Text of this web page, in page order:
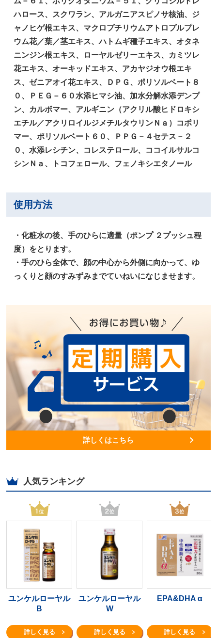
ハロース、スクワラン、アルガニアスピノサ核油、ジ
ャノヒゲ根エキス、マクロプチリウムアトロプルプレ
ウム花／葉／茎エキス、ハトムギ種子エキス、オタネ
ニンジン根エキス、ローヤルゼリーエキス、カミツレ
花エキス、オーキッドエキス、アカヤジオウ根エキ
ス、ゼニアオイ花エキス、ＤＰＧ、ポリソルベート８
０、ＰＥＧ－６０水添ヒマシ油、加水分解水添デンプ
ン、カルボマー、アルギニン（アクリル酸ヒドロキシ
エチル／アクリロイルジメチルタウリンＮａ）コポリ
マー、ポリソルベート６０、ＰＰＧ－４セテス－２
０、水添レシチン、コレステロール、ココイルサルコ
シンＮａ、トコフェロール、フェノキシエタノール
使用方法
・化粧水の後、手のひらに適量（ポンプ ２プッシュ程
度）をとります。
・手のひら全体で、顔の中心から外側に向かって、ゆ
っくりと顔のすみずみまでていねいになじませます。
詳しくはこちら
人気ランキング
ユンケルローヤル
B
詳しく見る
ユンケルローヤル
W
詳しく見る
EPA&DHA α
詳しく見る